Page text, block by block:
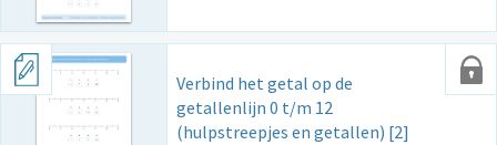
Verbind het getal op de
getallenlijn 0 t/m 12
(hulpstreepjes en getallen) [2]